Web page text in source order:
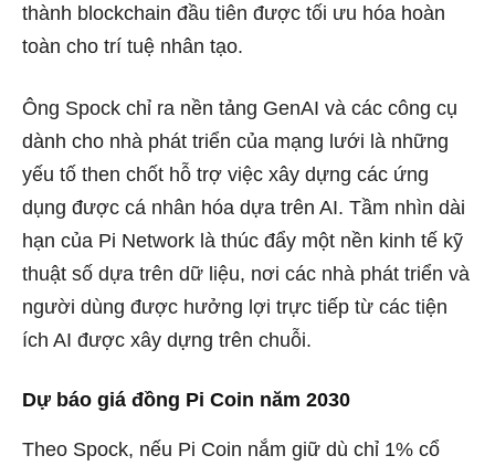
thành blockchain đầu tiên được tối ưu hóa hoàn
toàn cho trí tuệ nhân tạo.
Ông Spock chỉ ra nền tảng GenAI và các công cụ
dành cho nhà phát triển của mạng lưới là những
yếu tố then chốt hỗ trợ việc xây dựng các ứng
dụng được cá nhân hóa dựa trên AI. Tầm nhìn dài
hạn của Pi Network là thúc đẩy một nền kinh tế kỹ
thuật số dựa trên dữ liệu, nơi các nhà phát triển và
người dùng được hưởng lợi trực tiếp từ các tiện
ích AI được xây dựng trên chuỗi.
Dự báo giá đồng Pi Coin năm 2030
Theo Spock, nếu Pi Coin nắm giữ dù chỉ 1% cổ